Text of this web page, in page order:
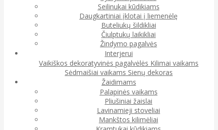
Seilinukai kūdikiams
Daugkartiniai įklotai į liemenėlę
Buteliukų šildikliai
Čiulptukų laikikliai
Žindymo pagalvės
Interjerui
Vaikiškos dekoratyvinės pagalvėlės Kilimai vaikams
Sėdmaišiai vaikams Sienų dekoras
Žaidimams
Palapinės vaikams
Pliušiniai žaislai
Lavinamieji stoveliai
Mankštos kilimėliai